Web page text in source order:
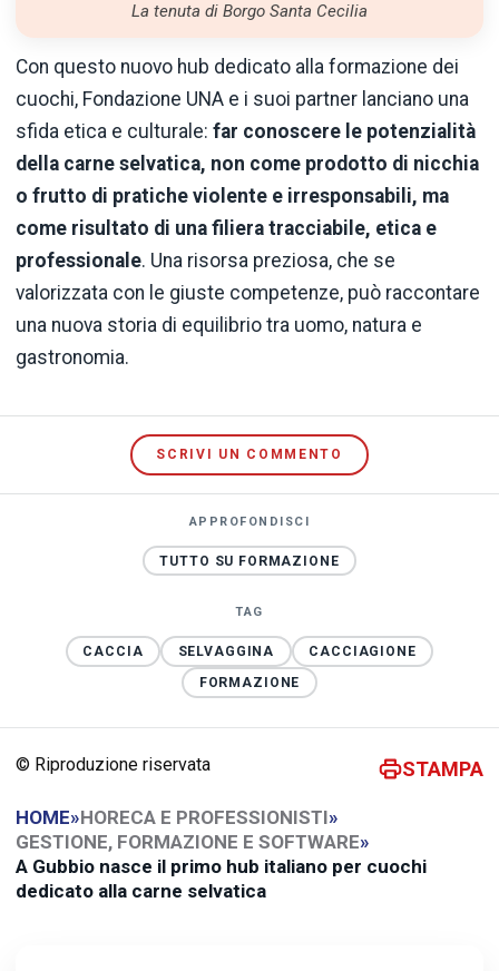
La tenuta di Borgo Santa Cecilia
Con questo nuovo hub dedicato alla formazione dei
cuochi, Fondazione UNA e i suoi partner lanciano una
sfida etica e culturale: far conoscere le potenzialità
della carne selvatica, non come prodotto di nicchia
o frutto di pratiche violente e irresponsabili, ma
come risultato di una filiera tracciabile, etica e
professionale. Una risorsa preziosa, che se
valorizzata con le giuste competenze, può raccontare
una nuova storia di equilibrio tra uomo, natura e
gastronomia.
SCRIVI UN COMMENTO
APPROFONDISCI
TUTTO SU FORMAZIONE
TAG
CACCIA SELVAGGINA
CACCIAGIONE
FORMAZIONE
© Riproduzione riservata STAMPA
HOME»HORECA E PROFESSIONISTI»
GESTIONE, FORMAZIONE E SOFTWARE»
A Gubbio nasce il primo hub italiano per cuochi
dedicato alla carne selvatica